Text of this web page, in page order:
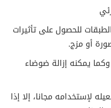
للحصول على تأثيرات
أو مزج.
يمكنه إزالة ضوضاء
لإستخدامه مجانا، إلا إذا